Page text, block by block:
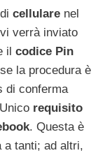
cellulare nel
verrà inviato
il codice Pin
la procedura è
di conferma
requisito
. Questa è
a tanti; ad altri,